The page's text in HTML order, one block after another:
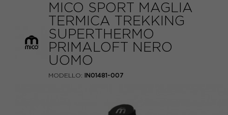
MICO SPORT MAGLIA
TERMICA TREKKING
SUPERTHERMO
PRIMALOFT NERO
UOMO
MODELLO: IN01481-007